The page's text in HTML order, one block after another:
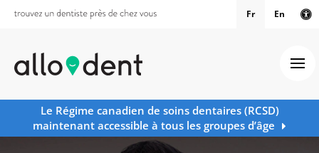
Fr En
Le Régime canadien de soins dentaires (RCSD)
maintenant accessible à tous les groupes d’âge